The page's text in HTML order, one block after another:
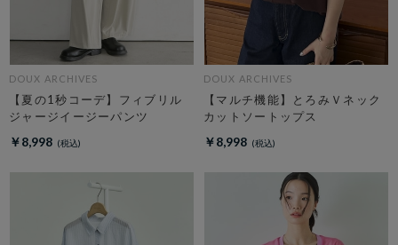
DOUX ARCHIVES
【夏の1秒コーデ】フィブリル
ジャージイージーパンツ
￥8,998
DOUX ARCHIVES
【マルチ機能】とろみＶネック
カットソートップス
￥8,998